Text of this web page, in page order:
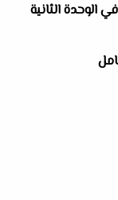
الوحدة الثانية